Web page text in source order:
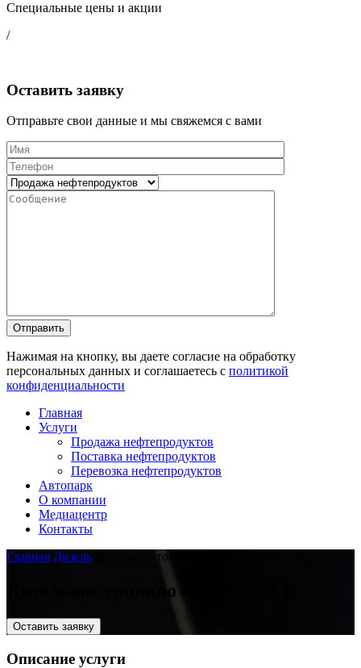
Специальные цены и акции
/
Оставить заявку
Отправьте свои данные и мы свяжемся с вами
Отправить
Нажимая на кнопку, вы даете согласие на обработку
персональных данных и соглашаетесь c политикой
конфиденциальности
Главная
Услуги
Продажа нефтепродуктов
Поставка нефтепродуктов
Перевозка нефтепродуктов
Автопарк
О компании
Медиацентр
Контакты
Главная Дизель Дизельное топливо ЕВРО сорт E
Дизельное топливо ЕВРО сорт E
Оставить заявку
Описание услуги